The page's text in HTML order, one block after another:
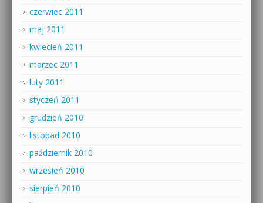
czerwiec 2011
maj 2011
kwiecień 2011
marzec 2011
luty 2011
styczeń 2011
grudzień 2010
listopad 2010
październik 2010
wrzesień 2010
sierpień 2010